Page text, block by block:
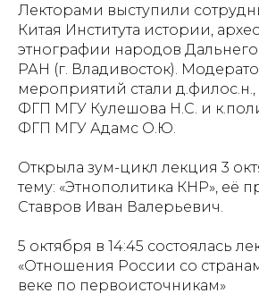
Лекторами выступили
Китая Института истории,
этнографии народов
РАН (г. Владивосток).
мероприятий стали
ФГП МГУ Кулешова Н.С. и
ФГП МГУ Адамс О.Ю.
Открыла зум-цикл лекция 3
тему: «Этнополитика КНР», её
Ставров Иван Валерьевич.
5 октября в 14:45 состоялась
«Отношения России со
веке по первоисточникам»